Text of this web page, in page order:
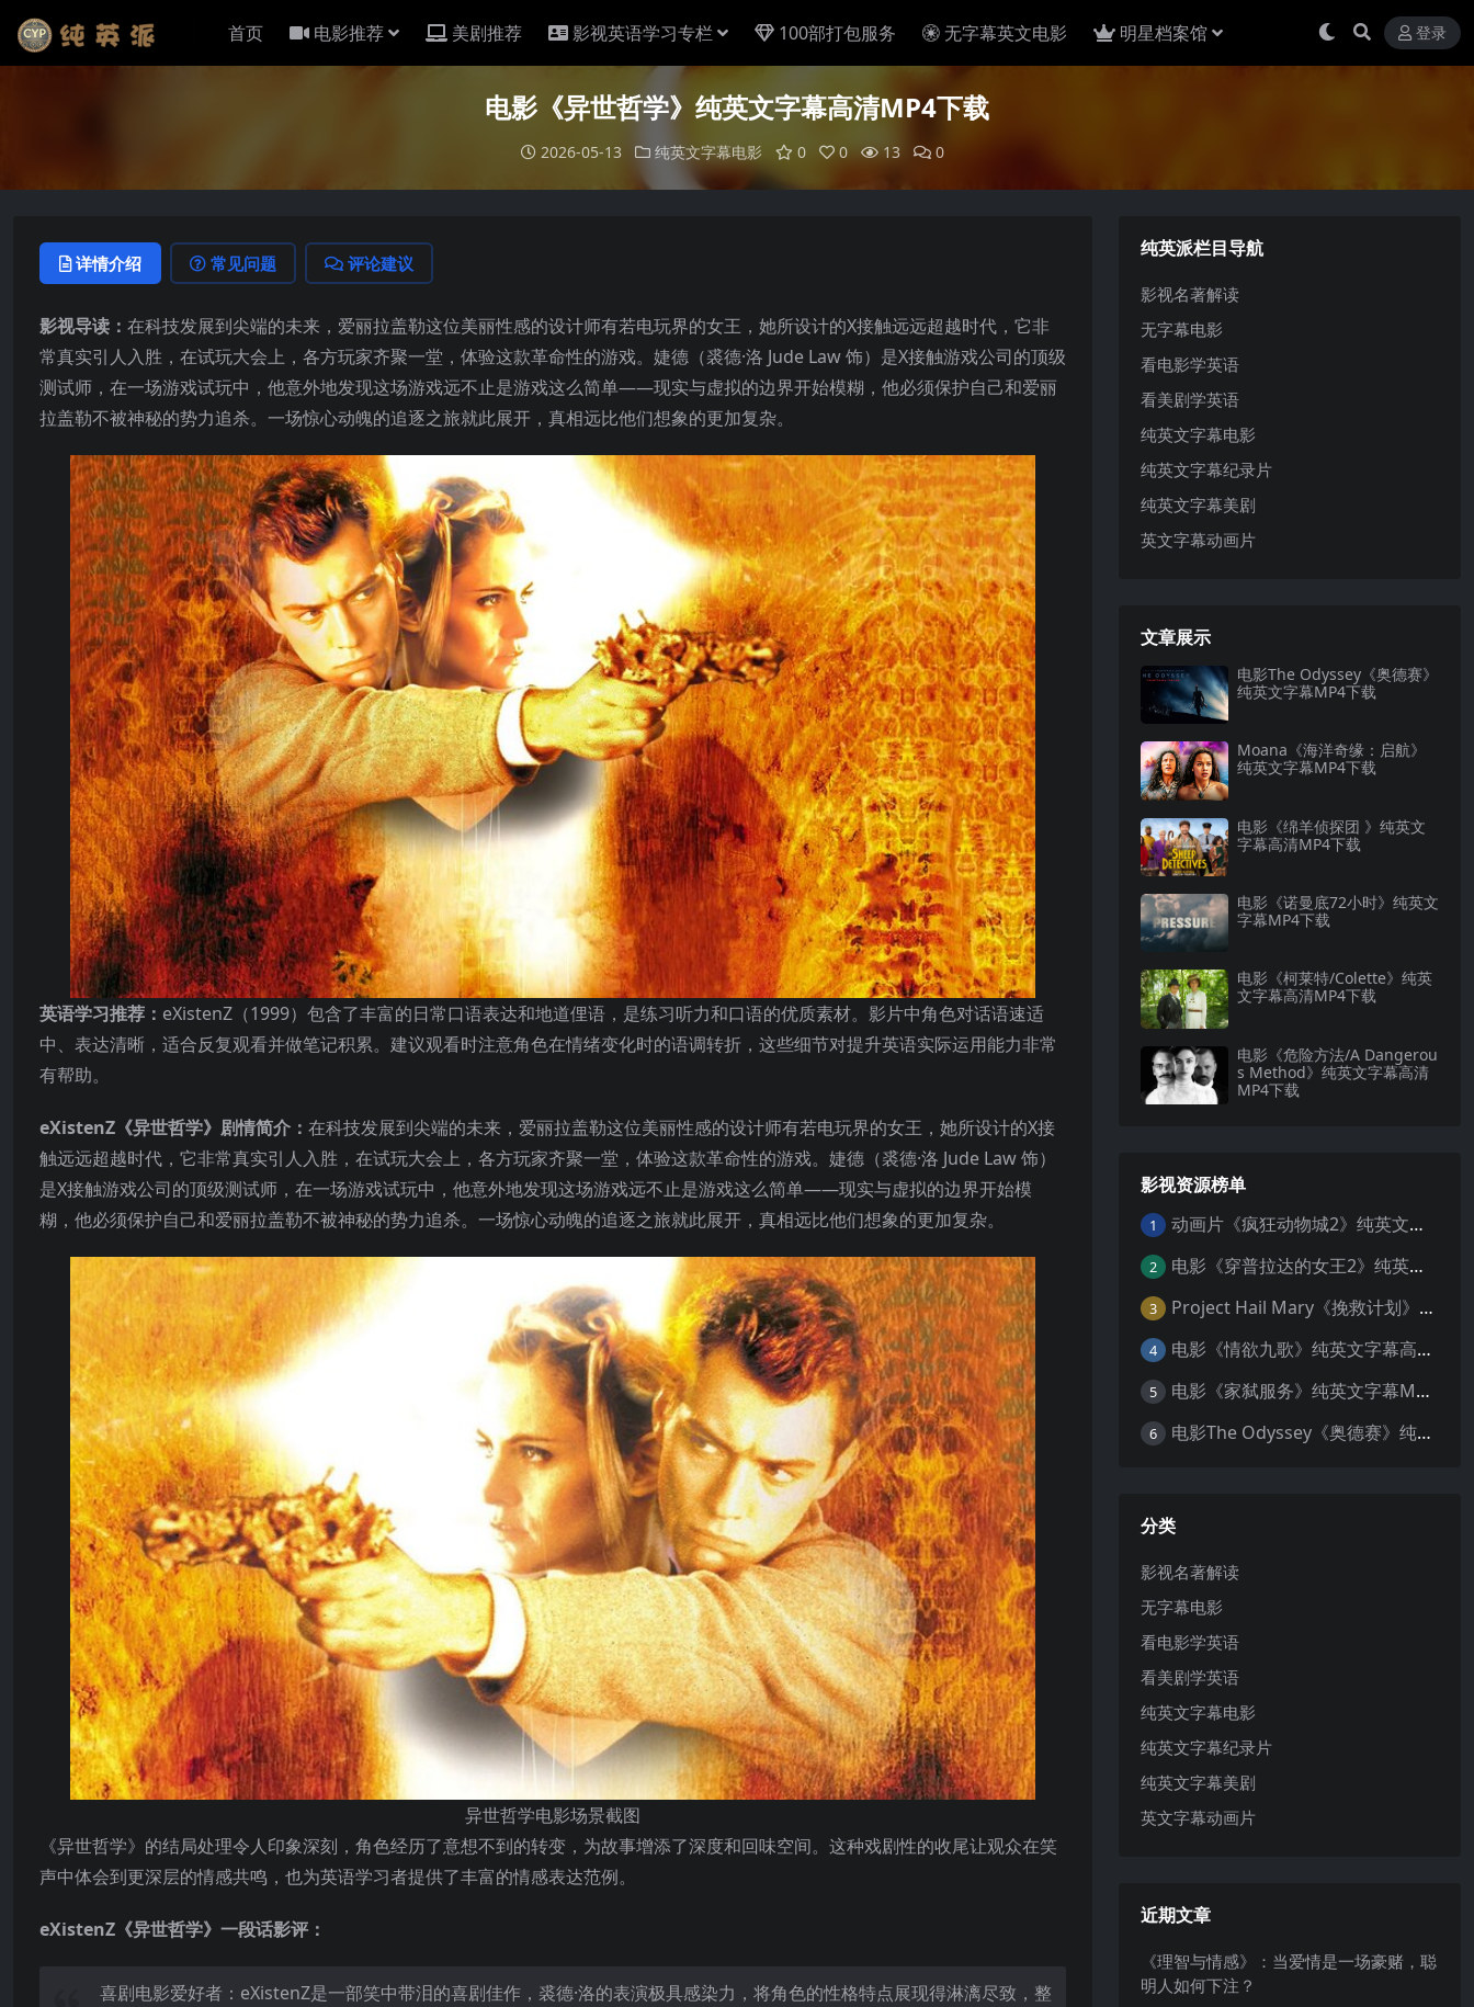
首页 电影推荐 美剧推荐 影视英语学习专栏 100部打包服务 无字幕英文电影 明星档案馆 登录
电影《异世哲学》纯英文字幕高清MP4下载
2026-05-13 纯英文字幕电影 0 0 13 0
详情介绍 常见问题 评论建议
影视导读： 在科技发展到尖端的未来，爱丽拉盖勒这位美丽性感的设计师有若电玩界的女王，她所设计的X接触远远超越时代，它非
常真实引人入胜，在试玩大会上，各方玩家齐聚一堂，体验这款革命性的游戏。婕德（裘德·洛 Jude Law 饰）是X接触游戏公司的顶级
测试师，在一场游戏试玩中，他意外地发现这场游戏远不止是游戏这么简单——现实与虚拟的边界开始模糊，他必须保护自己和爱丽
拉盖勒不被神秘的势力追杀。一场惊心动魄的追逐之旅就此展开，真相远比他们想象的更加复杂。
英语学习推荐： eXistenZ（1999）包含了丰富的日常口语表达和地道俚语，是练习听力和口语的优质素材。影片中角色对话语速适
中、表达清晰，适合反复观看并做笔记积累。建议观看时注意角色在情绪变化时的语调转折，这些细节对提升英语实际运用能力非常
有帮助。
eXistenZ《异世哲学》剧情简介： 在科技发展到尖端的未来，爱丽拉盖勒这位美丽性感的设计师有若电玩界的女王，她所设计的X接
触远远超越时代，它非常真实引人入胜，在试玩大会上，各方玩家齐聚一堂，体验这款革命性的游戏。婕德（裘德·洛 Jude Law 饰）
是X接触游戏公司的顶级测试师，在一场游戏试玩中，他意外地发现这场游戏远不止是游戏这么简单——现实与虚拟的边界开始模
糊，他必须保护自己和爱丽拉盖勒不被神秘的势力追杀。一场惊心动魄的追逐之旅就此展开，真相远比他们想象的更加复杂。
异世哲学电影场景截图
《异世哲学》的结局处理令人印象深刻，角色经历了意想不到的转变，为故事增添了深度和回味空间。这种戏剧性的收尾让观众在笑
声中体会到更深层的情感共鸣，也为英语学习者提供了丰富的情感表达范例。
eXistenZ《异世哲学》一段话影评：
喜剧电影爱好者：eXistenZ是一部笑中带泪的喜剧佳作，裘德·洛的表演极具感染力，将角色的性格特点展现得淋漓尽致，整
纯英派栏目导航
影视名著解读
无字幕电影
看电影学英语
看美剧学英语
纯英文字幕电影
纯英文字幕纪录片
纯英文字幕美剧
英文字幕动画片
文章展示
电影The Odyssey《奥德赛》
纯英文字幕MP4下载
Moana《海洋奇缘：启航》
纯英文字幕MP4下载
电影《绵羊侦探团 》纯英文
字幕高清MP4下载
电影《诺曼底72小时》纯英文
字幕MP4下载
电影《柯莱特/Colette》纯英
文字幕高清MP4下载
电影《危险方法/A Dangerou
s Method》纯英文字幕高清
MP4下载
影视资源榜单
1 动画片《疯狂动物城2》纯英文字幕MP4下载
2 电影《穿普拉达的女王2》纯英文字幕MP4下载
3 Project Hail Mary《挽救计划》纯英文字幕科幻电影MP4下载
4 电影《情欲九歌》纯英文字幕高清MP4下载
5 电影《家弑服务》纯英文字幕MP4下载
6 电影The Odyssey《奥德赛》纯英文字幕MP4下载
分类
影视名著解读
无字幕电影
看电影学英语
看美剧学英语
纯英文字幕电影
纯英文字幕纪录片
纯英文字幕美剧
英文字幕动画片
近期文章
《理智与情感》：当爱情是一场豪赌，聪
明人如何下注？